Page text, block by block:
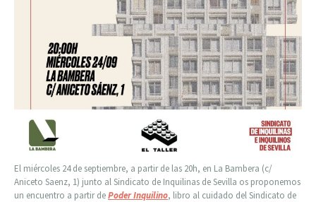
El miércoles 24 de septiembre, a partir de las 20h, en La Bambera (c/
Aniceto Saenz, 1) junto al Sindicato de Inquilinas de Sevilla os proponemos
un encuentro a partir dePoder Inquilino, libro al cuidado del Sindicato de